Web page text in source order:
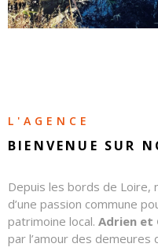
L'AGENCE
BIENVENUE SUR
Depuis les bords de Loire,
d’une passion commune
patrimoine local. Adrien et
par l’amour des demeures